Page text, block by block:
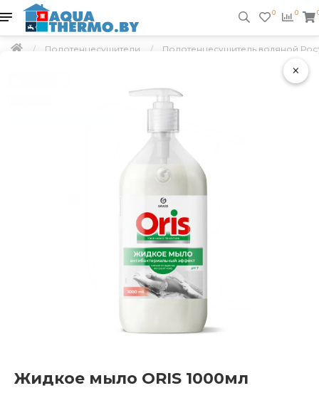
×
Жидкое мыло ORIS 1000мл
0 0
Полотенцесушители Полотенцесушитель водяной